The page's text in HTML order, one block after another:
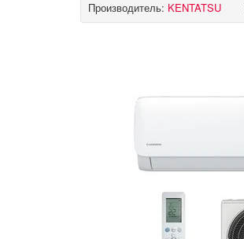
Производитель: KENTATSU